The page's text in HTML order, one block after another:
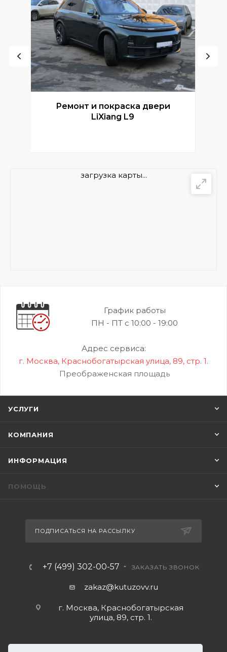
Ремонт и покраска двери
LiXiang L9
загрузка карты...
График работы
ПН - ПТ с 10:00 - 19:00
Адрес сервиса:
г. Москва, Краснобогатырская улица, 89, стр. 1.
Преображенская площадь
УСЛУГИ
КОМПАНИЯ
ИНФОРМАЦИЯ
ПОМОЩЬ
ПОДПИСАТЬСЯ НА РАССЫЛКУ
+7 (499) 302-00-57 ЗАКАЗАТЬ ЗВОНОК
zakaz@kutuzovv.ru
г. Москва, Краснобогатырская
улица, 89, стр. 1.